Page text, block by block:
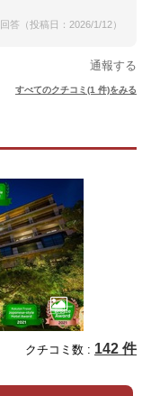
答（投稿日：2026/1/12）
通報する
すべてのクチコミ(1 件)をみる
クチコミ数 : 142 件